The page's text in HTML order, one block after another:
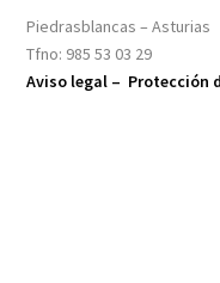
Piedrasblancas – Asturias
Tfno: 985 53 03 29
Aviso legal – Protección